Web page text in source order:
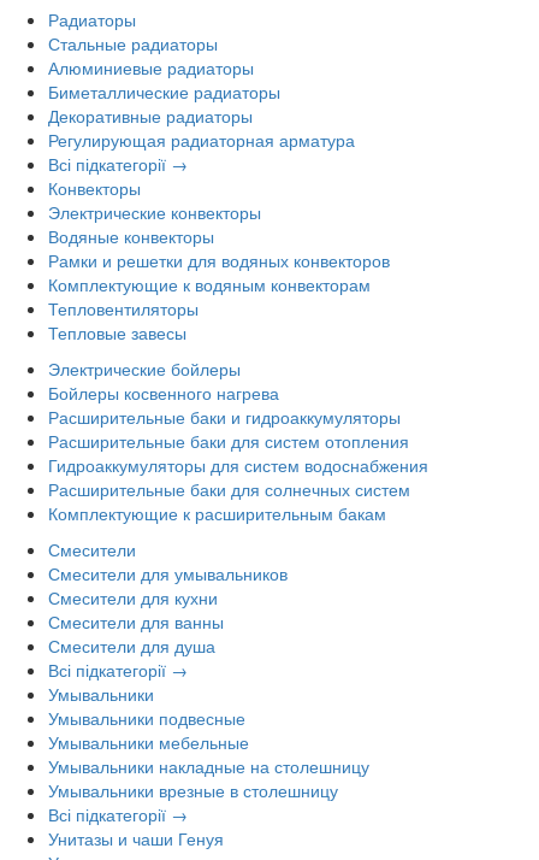
Радиаторы
Стальные радиаторы
Алюминиевые радиаторы
Биметаллические радиаторы
Декоративные радиаторы
Регулирующая радиаторная арматура
Всі підкатегорії →
Конвекторы
Электрические конвекторы
Водяные конвекторы
Рамки и решетки для водяных конвекторов
Комплектующие к водяным конвекторам
Тепловентиляторы
Тепловые завесы
Электрические бойлеры
Бойлеры косвенного нагрева
Расширительные баки и гидроаккумуляторы
Расширительные баки для систем отопления
Гидроаккумуляторы для систем водоснабжения
Расширительные баки для солнечных систем
Комплектующие к расширительным бакам
Смесители
Смесители для умывальников
Смесители для кухни
Смесители для ванны
Смесители для душа
Всі підкатегорії →
Умывальники
Умывальники подвесные
Умывальники мебельные
Умывальники накладные на столешницу
Умывальники врезные в столешницу
Всі підкатегорії →
Унитазы и чаши Генуя